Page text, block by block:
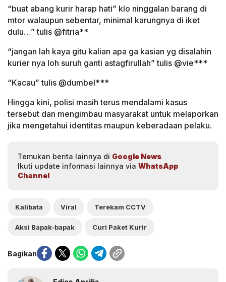
“buat abang kurir harap hati” klo ninggalan barang di
mtor walaupun sebentar, minimal karungnya di iket
dulu…” tulis @fitria**
“jangan lah kaya gitu kalian apa ga kasian yg disalahin
kurier nya loh suruh ganti astagfirullah” tulis @vie***
“Kacau” tulis @dumbel***
Hingga kini, polisi masih terus mendalami kasus
tersebut dan mengimbau masyarakat untuk melaporkan
jika mengetahui identitas maupun keberadaan pelaku.
Temukan berita lainnya di Google News
Ikuti update informasi lainnya via WhatsApp
Channel
Kalibata Viral Terekam CCTV
Aksi Bapak-bapak Curi Paket Kurir
Bagikan